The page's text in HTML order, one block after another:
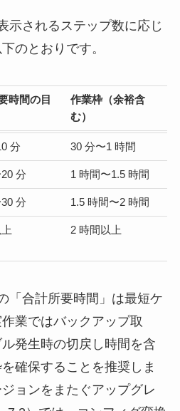
示されるステップ数に応じ
のとおりです。
時間の目
作業枠（余裕含
む）
分 30 分〜1 時間
分 1 時間〜1.5 時間
分 1.5 時間〜2 時間
2 時間以上
「合計所要時間」は最短ケ
業ではバックアップ取
発生時の切戻し時間を含
確保することを推奨しま
ョンをまたぐアップグレ